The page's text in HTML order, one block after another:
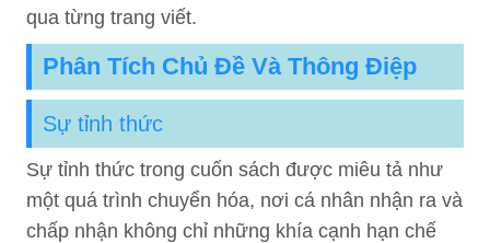
qua từng trang viết.
Phân Tích Chủ Đề Và Thông Điệp
Sự tỉnh thức
Sự tỉnh thức trong cuốn sách được miêu tả như
một quá trình chuyển hóa, nơi cá nhân nhận ra và
chấp nhận không chỉ những khía cạnh hạn chế